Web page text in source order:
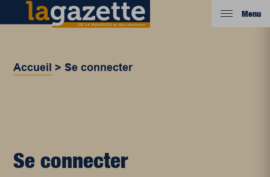
Menu
Accueil >Se connecter
Se connecter